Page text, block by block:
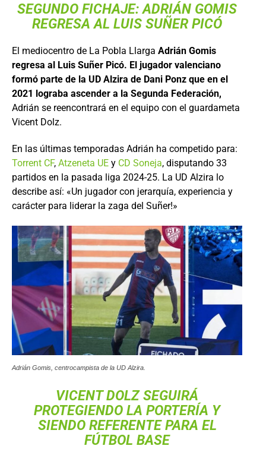
SEGUNDO FICHAJE: ADRIÁN GOMIS
REGRESA AL LUIS SUÑER PICÓ
El mediocentro de La Pobla Llarga Adrián Gomis
regresa al Luis Suñer Picó. El jugador valenciano
formó parte de la UD Alzira de Dani Ponz que en el
2021 lograba ascender a la Segunda Federación,
Adrián se reencontrará en el equipo con el guardameta
Vicent Dolz.
En las últimas temporadas Adrián ha competido para:
Torrent CF, Atzeneta UE y CD Soneja, disputando 33
partidos en la pasada liga 2024-25. La UD Alzira lo
describe así: «Un jugador con jerarquía, experiencia y
carácter para liderar la zaga del Suñer!»
Adrián Gomis, centrocampista de la UD Alzira.
VICENT DOLZ SEGUIRÁ
PROTEGIENDO LA PORTERÍA Y
SIENDO REFERENTE PARA EL
FÚTBOL BASE